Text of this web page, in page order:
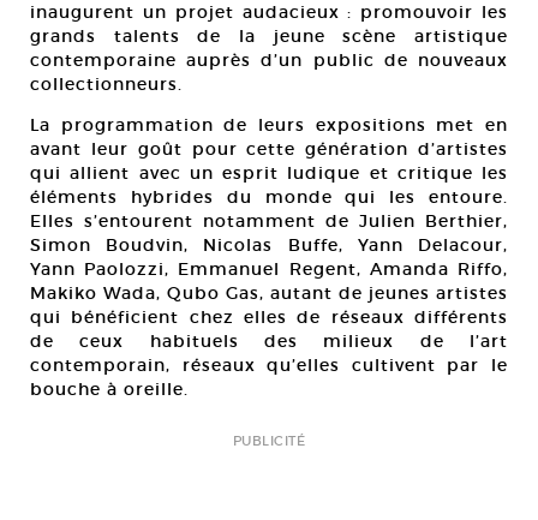
inaugurent un projet audacieux : promouvoir les
grands talents de la jeune scène artistique
contemporaine auprès d’un public de nouveaux
collectionneurs.
La programmation de leurs expositions met en
avant leur goût pour cette génération d’artistes
qui allient avec un esprit ludique et critique les
éléments hybrides du monde qui les entoure.
Elles s’entourent notamment de Julien Berthier,
Simon Boudvin, Nicolas Buffe, Yann Delacour,
Yann Paolozzi, Emmanuel Regent, Amanda Riffo,
Makiko Wada, Qubo Gas, autant de jeunes artistes
qui bénéficient chez elles de réseaux différents
de ceux habituels des milieux de l’art
contemporain, réseaux qu’elles cultivent par le
bouche à oreille.
PUBLICITÉ